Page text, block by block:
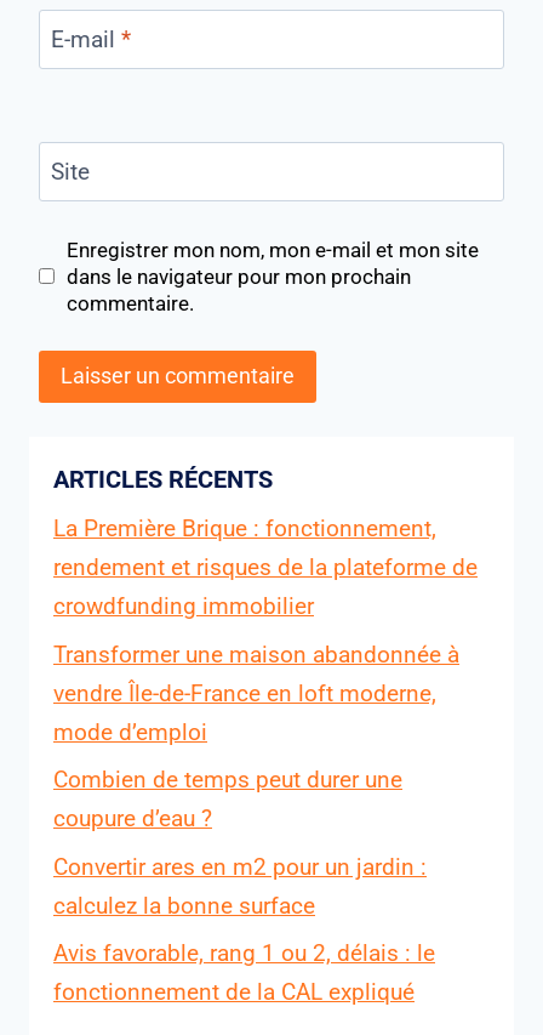
E-mail *
Site
Enregistrer mon nom, mon e-mail et mon site
dans le navigateur pour mon prochain
commentaire.
ARTICLES RÉCENTS
La Première Brique : fonctionnement,
rendement et risques de la plateforme de
crowdfunding immobilier
Transformer une maison abandonnée à
vendre Île-de-France en loft moderne,
mode d’emploi
Combien de temps peut durer une
coupure d’eau ?
Convertir ares en m2 pour un jardin :
calculez la bonne surface
Avis favorable, rang 1 ou 2, délais : le
fonctionnement de la CAL expliqué